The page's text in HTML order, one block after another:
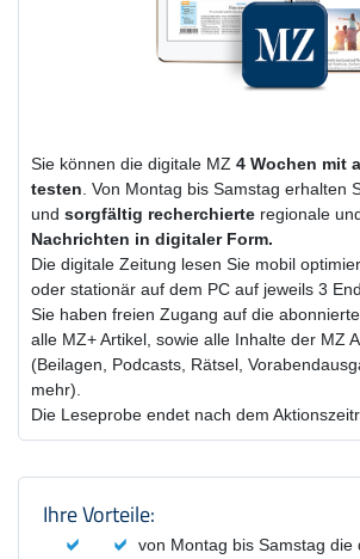
Sie können die digitale MZ 4 Wochen mit
testen. Von Montag bis Samstag erhalten
und sorgfältig recherchierte regionale
Nachrichten in digitaler Form.
Die digitale Zeitung lesen Sie mobil
oder stationär auf dem PC auf jeweils 3
Sie haben freien Zugang auf die
alle MZ+ Artikel, sowie alle Inhalte der MZ
(Beilagen, Podcasts, Rätsel,
mehr).
Die Leseprobe endet nach dem
Ihre Vorteile:
von Montag bis Samstag die